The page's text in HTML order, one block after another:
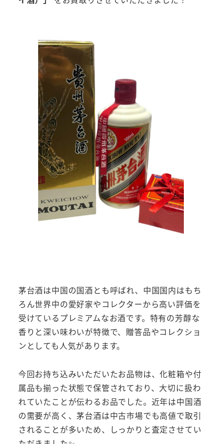
茅台酒は中国の国酒とも呼ばれ、中国国内はもち
ろん世界中の愛好家やコレクターから高い評価を
受けているプレミアムなお酒です。特有の芳醇な
香りと深い味わいが特徴で、贈答品やコレクショ
ンとしても人気があります。
今回お持ち込みいただいたお品物は、化粧箱や付
属品も揃った状態で保管されており、大切に扱わ
れていたことが伝わるお品でした。近年は中国酒
の需要が高く、茅台酒は中古市場でも高値で取引
されることが多いため、しっかりと査定させてい